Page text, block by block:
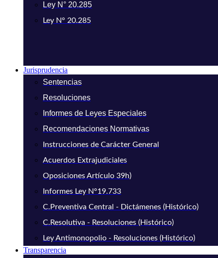
Ley N° 20.285
Ley N° 20.285
Jurisprudencia
Sentencias
Resoluciones
Informes de Leyes Especiales
Recomendaciones Normativas
Instrucciones de Carácter General
Acuerdos Extrajudiciales
Oposiciones Artículo 39h)
Informes Ley N°19.733
C.Preventiva Central - Dictámenes (Histórico)
C.Resolutiva - Resoluciones (Histórico)
Ley Antimonopolio - Resoluciones (Histórico)
Transparencia